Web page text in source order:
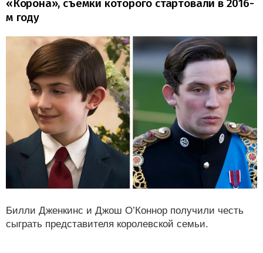
«Корона», съемки которого стартовали в 2016-
м году
Билли Дженкинс и Джош О’Коннор получили честь
сыграть представителя королевской семьи.